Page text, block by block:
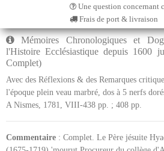
Une question concernant
Frais de port & livraison
Mémoires Chronologiques et
l'Histoire Ecclésiastique depuis 1600
Complet)
Avec des Réflexions & des Remarques
l'époque plein veau marbré, dos à 5 nerfs
A Nismes, 1781, VIII-438 pp. ; 408 pp.
Commentaire : Complet. Le Père jésuite